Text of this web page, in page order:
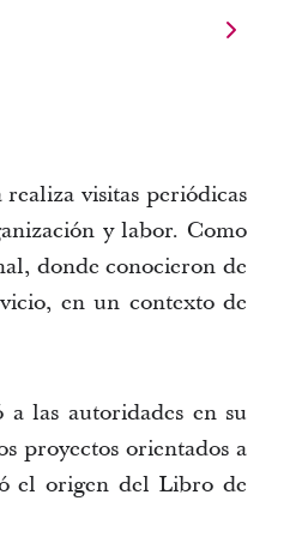
visitas periódicas
y labor. Como
donde conocieron de
en un contexto de
las autoridades en su
proyectos orientados a
el origen del Libro de